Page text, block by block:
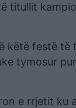
titullit
këtë festë të
tymosur
e rrjetit ku